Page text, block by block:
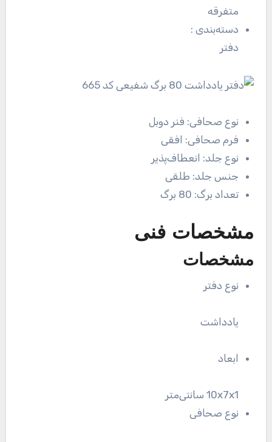
متفرقه
دسته‌بندی :
دفتر
نوع صحافی: فنر دوبل
فرم صحافی: افقی
نوع جلد: انعطاف‌پذیر
جنس جلد: طلقی
تعداد برگ: 80 برگ
مشخصات فنی
مشخصات
نوع دفتر
یادداشت
ابعاد
10x7x1 سانتی‌متر
نوع صحافی